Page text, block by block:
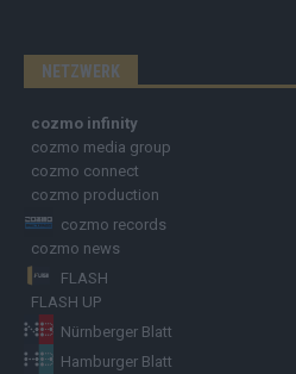
NETZWERK
cozmo infinity
cozmo media group
cozmo connect
cozmo production
cozmo records
cozmo news
FLASH
FLASH UP
Nürnberger Blatt
Hamburger Blatt